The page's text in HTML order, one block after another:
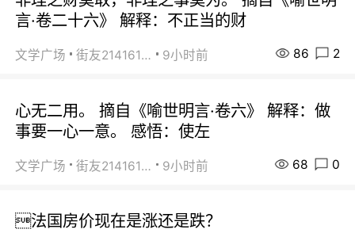
言·卷二十六》 解释：不正当的财
文学广场 街友21416156 9小时前 86 2
心无二用。 摘自《喻世明言·卷六》 解释：做
事要一心一意。 感悟：使左
文学广场 街友21416156 9小时前 68 0
法国房价现在是涨还是跌？